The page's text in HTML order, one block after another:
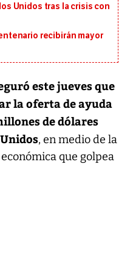
Unidos tras la crisis con
recibirán mayor
este jueves que
la oferta de ayuda
de dólares
, en medio de la
que golpea